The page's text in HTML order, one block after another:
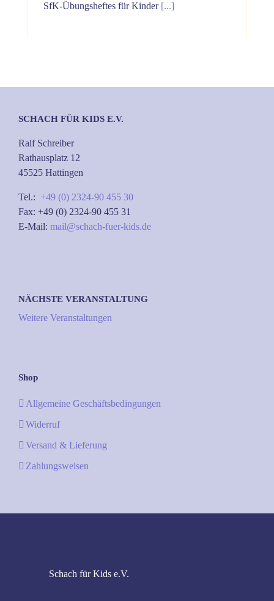
SfK-Übungsheftes für Kinder [...]
SCHACH FÜR KIDS E.V.
Ralf Schreiber
Rathausplatz 12
45525 Hattingen
Tel.: +49 (0) 2324-90 455 30
Fax: +49 (0) 2324-90 455 31
E-Mail: mail@schach-fuer-kids.de
NÄCHSTE VERANSTALTUNG
Weitere Veranstaltungen
Shop
Allgemeine Geschäftsbedingungen
Widerruf
Versand & Lieferung
Zahlungsweisen
Schach für Kids e.V.